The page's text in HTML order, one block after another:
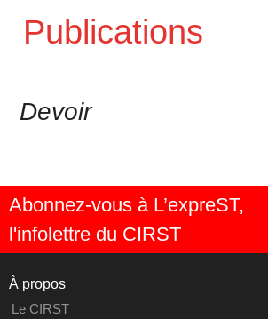
Publications
Devoir
Abonnez-vous à L’expreST,
l'infolettre du CIRST
À propos
Le CIRST